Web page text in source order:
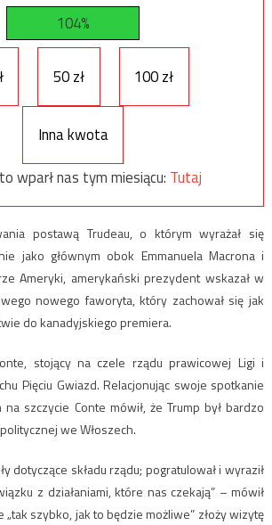
104%
50 zł 100 zł
Inna kwota
wparł nas tym miesiącu: Tutaj
postawą Trudeau, o którym wyrażał się
jako głównym obok Emmanuela Macrona i
Ameryki, amerykański prezydent wskazał w
nowego faworyta, który zachował się jak
do kanadyjskiego premiera.
stojący na czele rządu prawicowej Ligi i
Pięciu Gwiazd. Relacjonując swoje spotkanie
szczycie Conte mówił, że Trump był bardzo
we Włoszech.
dotyczące składu rządu; pogratulował i wyraził
z działaniami, które nas czekają” – mówił
„tak szybko, jak to będzie możliwe” złoży wizytę